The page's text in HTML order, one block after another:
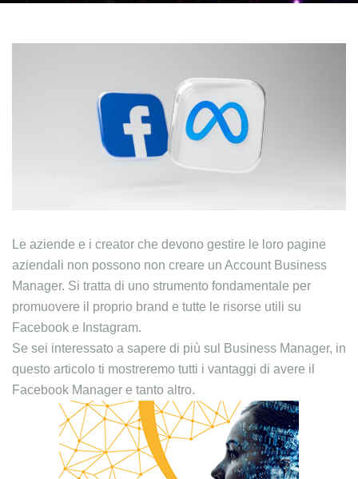
Le aziende e i creator che devono gestire le loro pagine
aziendali non possono non creare un Account Business
Manager. Si tratta di uno strumento fondamentale per
promuovere il proprio brand e tutte le risorse utili su
Facebook e Instagram.
Se sei interessato a sapere di più sul Business Manager, in
questo articolo ti mostreremo tutti i vantaggi di avere il
Facebook Manager e tanto altro.